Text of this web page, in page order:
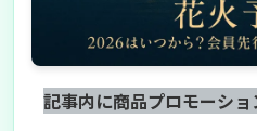
記事内に商品プロモーシ